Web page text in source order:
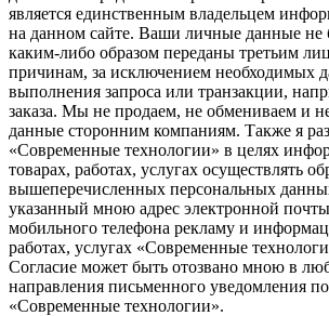
является единственным владельцем
на данном сайте. Ваши личные данные не
каким-либо образом переданы третьим
причинам, за исключением необходимых
выполнения запроса или транзакции,
заказа. Мы не продаем, не обмениваем и
данные сторонним компаниям. Также я
«Современные технологии» в целях
товарах, работах, услугах осуществлять
вышеперечисленных персональных
указанный мною адрес электронной
мобильного телефона рекламу и
работах, услугах «Современные
Согласие может быть отозвано мною в
направления письменного уведомления
«Современные технологии».